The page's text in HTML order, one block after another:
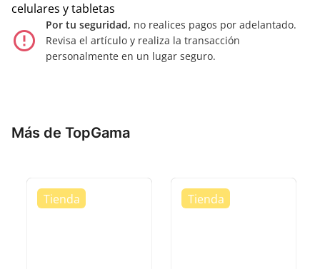
celulares y tabletas
error_outline
Por tu seguridad, no realices pagos por adelantado.
Revisa el artículo y realiza la transacción
personalmente en un lugar seguro.
Más de TopGama